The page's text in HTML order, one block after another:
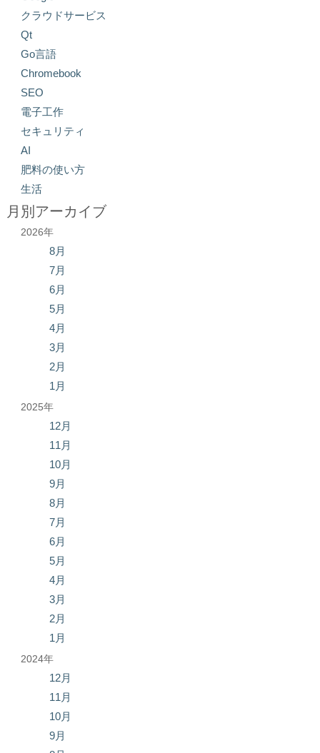
クラウドサービス
Qt
Go言語
Chromebook
SEO
電子工作
セキュリティ
AI
肥料の使い方
生活
月別アーカイブ
2026年
8月
7月
6月
5月
4月
3月
2月
1月
2025年
12月
11月
10月
9月
8月
7月
6月
5月
4月
3月
2月
1月
2024年
12月
11月
10月
9月